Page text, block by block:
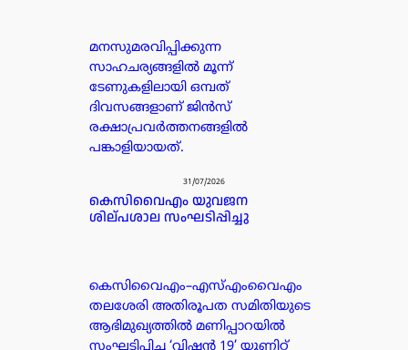
മനസുമരവിപ്പിക്കുന്ന
സാഹചര്യങ്ങളിൽ മൂന്ന്
ടേണുകളിലായി ഒമ്പത്
ദിവസങ്ങളാണ് ജിൻസ്
രക്ഷാപ്രവർത്തനങ്ങളിൽ
പങ്കാളിയായത്.
31/07/2026
കെസിവൈഎം യുവജന
ശില്പശാല സംഘടിപ്പിച്ചു
കെസിവൈഎം–എസ്എംവൈഎം
തലശേരി അതിരൂപത സമിതിയുടെ
ആഭിമുഖ്യത്തിൽ മണിപ്പാറയിൽ
സംഘടിപ്പിച്ച ‘വിഷൻ 19’ യൂണിറ്റ്